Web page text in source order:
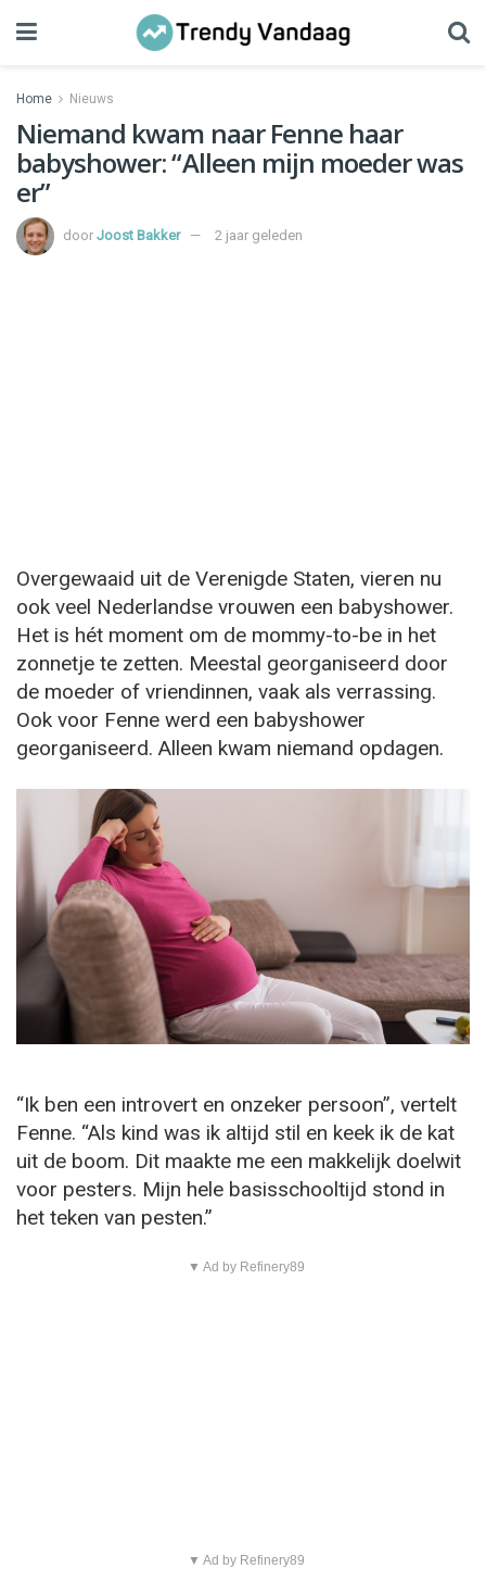
Home Nieuws
Niemand kwam naar Fenne haar
babyshower: “Alleen mijn moeder was
er”
door Joost Bakker 2 jaar geleden
Overgewaaid uit de Verenigde Staten, vieren nu
ook veel Nederlandse vrouwen een babyshower.
Het is hét moment om de mommy-to-be in het
zonnetje te zetten. Meestal georganiseerd door
de moeder of vriendinnen, vaak als verrassing.
Ook voor Fenne werd een babyshower
georganiseerd. Alleen kwam niemand opdagen.
“Ik ben een introvert en onzeker persoon”, vertelt
Fenne. “Als kind was ik altijd stil en keek ik de kat
uit de boom. Dit maakte me een makkelijk doelwit
voor pesters. Mijn hele basisschooltijd stond in
het teken van pesten.”
▼ Ad by Refinery89
▼ Ad by Refinery89